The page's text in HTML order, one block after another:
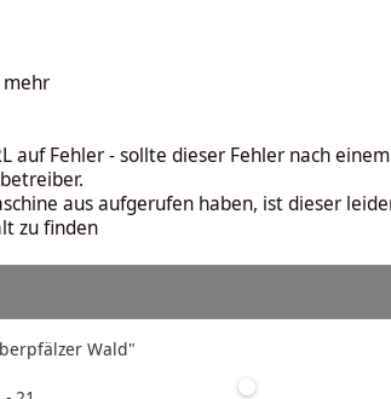
mehr
auf Fehler - sollte dieser Fehler nach
aus aufgerufen haben, ist dieser
zu finden
Wald"